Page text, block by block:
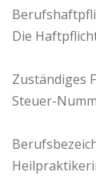
Die
Zuständiges
Steuer-